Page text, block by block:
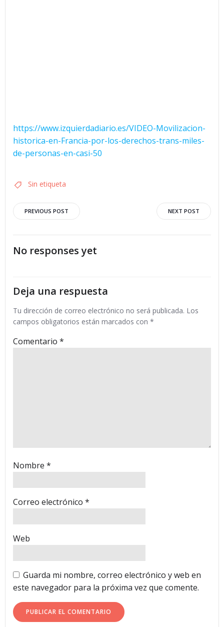
https://www.izquierdadiario.es/VIDEO-Movilizacion-
historica-en-Francia-por-los-derechos-trans-miles-
de-personas-en-casi-50
Sin etiqueta
Navegación
por
las
entradas
PREVIOUS POST
Navegación
por
NEXT POST
No responses yet
Deja una respuesta
Tu dirección de correo electrónico no será publicada. Los
campos obligatorios están marcados con *
Comentario *
Nombre *
Correo electrónico *
Web
Guarda mi nombre, correo electrónico y web en
este navegador para la próxima vez que comente.